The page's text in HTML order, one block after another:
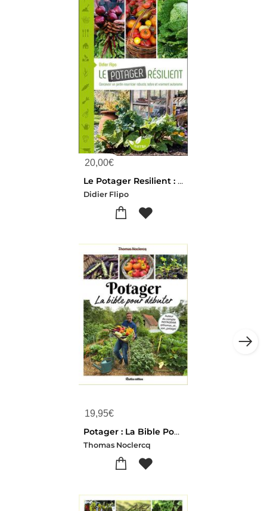
20,00€
Le Potager Resilient : Concevoir Un Jardin Nourricier Robuste, Sobre Et Vraiment Autonome
Didier Flipo
19,95€
Potager : La Bible Pour Debuter
Thomas Noclercq